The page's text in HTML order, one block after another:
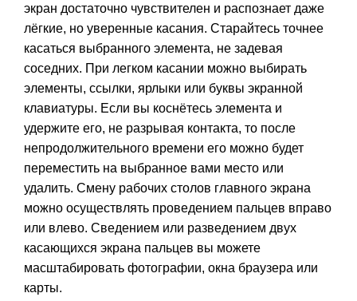
экран достаточно чув­ствителен и распознает даже
лёгкие, но уверенные касания. Старайтесь точнее
касаться выбранного элемента, не задевая
соседних. При легком касании можно выбирать
элементы, ссылки, ярлыки или буквы экранной
клавиатуры. Если вы коснётесь элемента и
удержите его, не разрывая контакта, то после
непродолжительного времени его можно будет
переместить на выбранное вами место или
удалить. Смену рабочих столов главного экрана
можно осуществлять проведением пальцев вправо
или влево. Сведением или разведением двух
касающихся экрана пальцев вы можете
масштабировать фотографии, окна браузера или
карты.